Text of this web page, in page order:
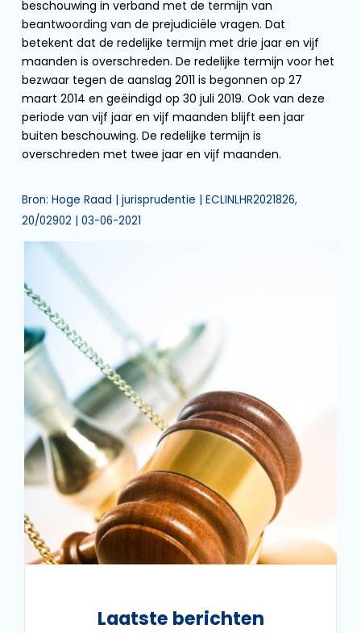
beschouwing in verband met de termijn van
beantwoording van de prejudiciële vragen. Dat
betekent dat de redelijke termijn met drie jaar en vijf
maanden is overschreden. De redelijke termijn voor het
bezwaar tegen de aanslag 2011 is begonnen op 27
maart 2014 en geëindigd op 30 juli 2019. Ook van deze
periode van vijf jaar en vijf maanden blijft een jaar
buiten beschouwing. De redelijke termijn is
overschreden met twee jaar en vijf maanden.
Bron: Hoge Raad | jurisprudentie | ECLINLHR2021826,
20/02902 | 03-06-2021
Laatste berichten